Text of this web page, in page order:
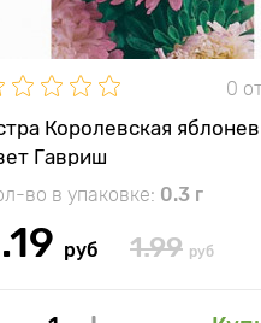
0
Королевская
Гавриш
во в упаковке: 0.3 г
руб 1.99 руб